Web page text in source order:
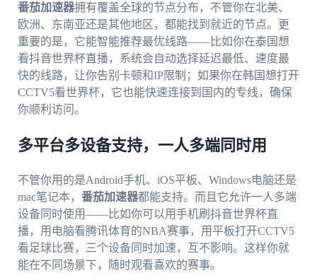
番茄加速器拥有覆盖全球的节点分布，不管你在北美、
欧洲、东南亚还是其他地区，都能找到就近的节点。更
重要的是，它能智能推荐最优线路——比如你在泰国想
看抖音世界杯直播，系统会自动选择延迟最低、速度最
快的线路，让你告别卡顿和IP限制；如果你在韩国想打开
CCTV5看世界杯，它也能快速连接到国内的专线，确保
你顺利访问。
多平台多设备支持，一人多端同时用
不管你用的是Android手机、iOS平板、Windows电脑还是
mac笔记本， 番茄加速器都能支持。而且它允许一人多端
设备同时使用——比如你可以用手机刷抖音世界杯直
播，用电脑看腾讯体育的NBA赛事，用平板打开CCTV5
看足球比赛，三个设备同时加速，互不影响。这样你就
能在不同场景下，随时观看喜欢的赛事。